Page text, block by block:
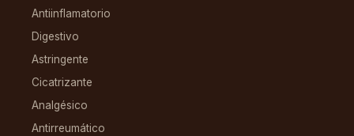
Antiinflamatorio
Digestivo
Astringente
Cicatrizante
Analgésico
Antirreumático